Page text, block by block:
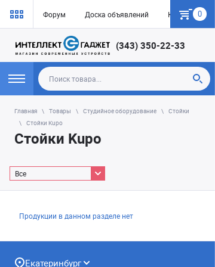
Форум Доска объявлений Как купить
0
(343) 350-22-33
Главная Товары Студийное оборудование
Стойки
Стойки Kupo
Стойки Kupo
Все
Продукции в данном разделе нет
Екатеринбург